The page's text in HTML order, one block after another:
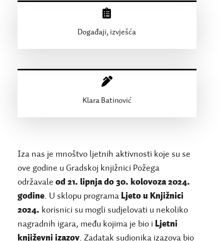
Događaji, izvješća
Klara Batinović
Iza nas je mnoštvo ljetnih aktivnosti koje su se
ove godine u Gradskoj knjižnici Požega
održavaleod 21. lipnja do 30. kolovoza 2024.
godine. U sklopu programa Ljeto u Knjižnici
2024. korisnici su mogli sudjelovati u nekoliko
nagradnih igara, među kojima je bio i Ljetni
književni izazov. Zadatak sudionika izazova bio